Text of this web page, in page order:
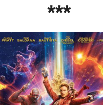
***